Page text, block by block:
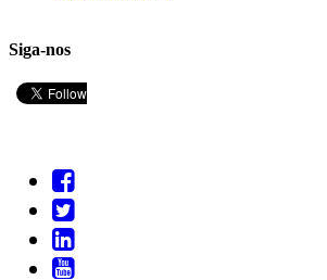
Siga-nos